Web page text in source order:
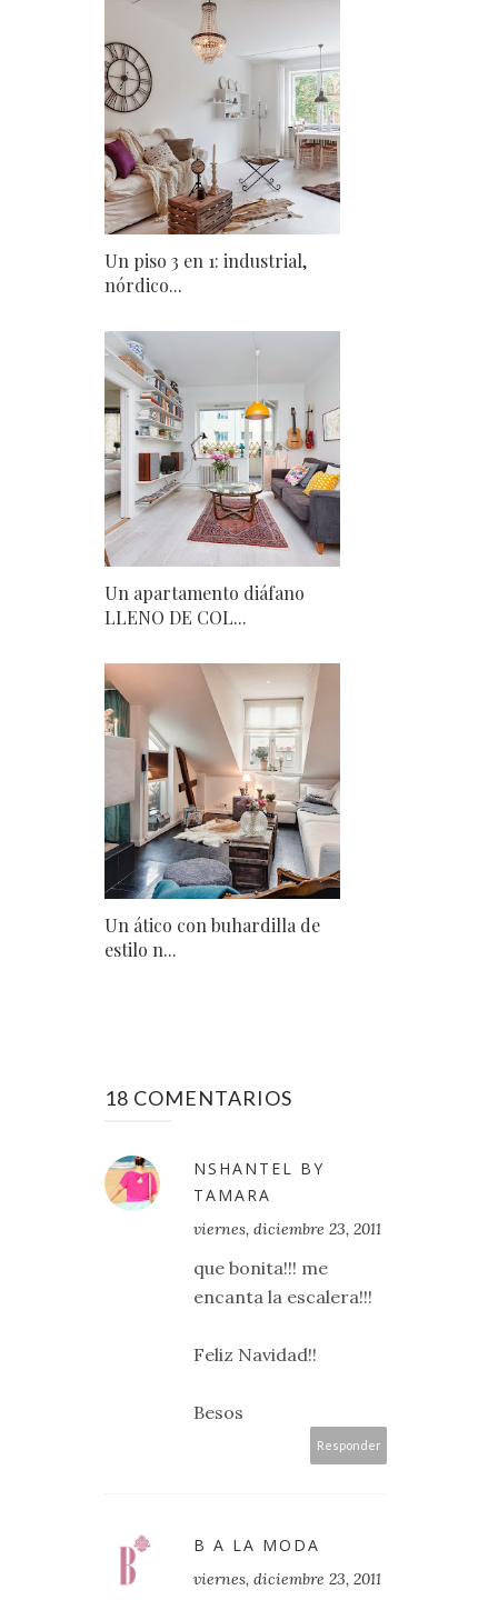
Un piso 3 en 1: industrial,
nórdico...
Un apartamento diáfano
LLENO DE COL...
Un ático con buhardilla de
estilo n...
18 COMENTARIOS
NSHANTEL BY
TAMARA
viernes, diciembre 23, 2011
que bonita!!! me
encanta la escalera!!!
Feliz Navidad!!
Besos
Responder
B A LA MODA
viernes, diciembre 23, 2011